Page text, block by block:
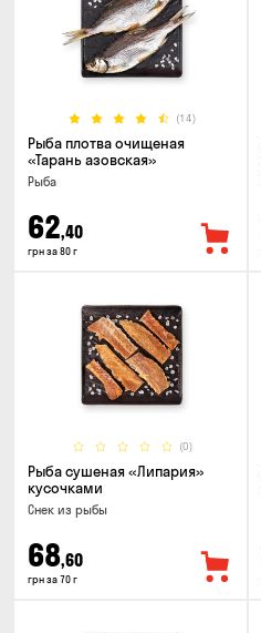
(14)
Рыба плотва очищеная
«Тарань азовская»
Рыба
62,40
грн за 80 г
(0)
Рыба сушеная «Липария»
кусочками
Снек из рыбы
68,60
грн за 70 г